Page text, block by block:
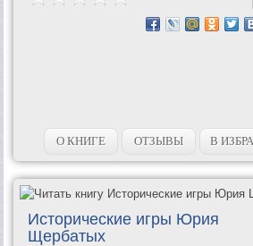
О КНИГЕ ОТЗЫВЫ В
Исторические игры Юрия
Щербатых